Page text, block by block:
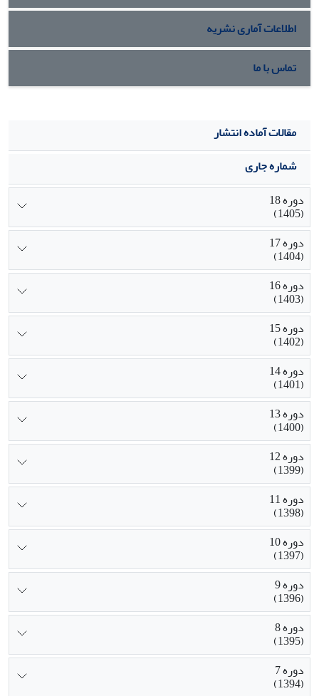
اطلاعات آماری نشریه
تماس با ما
مقالات آماده انتشار
شماره جاری
دوره 18
(1405)
دوره 17
(1404)
دوره 16
(1403)
دوره 15
(1402)
دوره 14
(1401)
دوره 13
(1400)
دوره 12
(1399)
دوره 11
(1398)
دوره 10
(1397)
دوره 9
(1396)
دوره 8
(1395)
دوره 7
(1394)